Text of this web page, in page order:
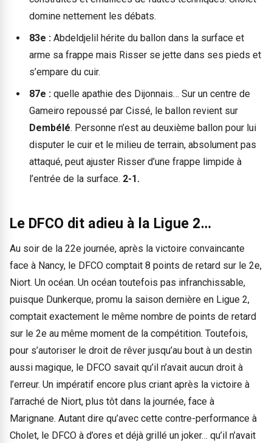
domine nettement les débats.
83e : Abdeldjelil hérite du ballon dans la surface et
arme sa frappe mais Risser se jette dans ses pieds et
s’empare du cuir.
87e : quelle apathie des Dijonnais… Sur un centre de
Gameiro repoussé par Cissé, le ballon revient sur
Dembélé. Personne n’est au deuxième ballon pour lui
disputer le cuir et le milieu de terrain, absolument pas
attaqué, peut ajuster Risser d’une frappe limpide à
l’entrée de la surface. 2-1.
Le DFCO dit adieu à la Ligue 2…
Au soir de la 22e journée, après la victoire convaincante
face à Nancy, le DFCO comptait 8 points de retard sur le 2e,
Niort. Un océan. Un océan toutefois pas infranchissable,
puisque Dunkerque, promu la saison dernière en Ligue 2,
comptait exactement le même nombre de points de retard
sur le 2e au même moment de la compétition. Toutefois,
pour s’autoriser le droit de rêver jusqu’au bout à un destin
aussi magique, le DFCO savait qu’il n’avait aucun droit à
l’erreur. Un impératif encore plus criant après la victoire à
l’arraché de Niort, plus tôt dans la journée, face à
Marignane. Autant dire qu’avec cette contre-performance à
Cholet, le DFCO à d’ores et déjà grillé un joker… qu’il n’avait